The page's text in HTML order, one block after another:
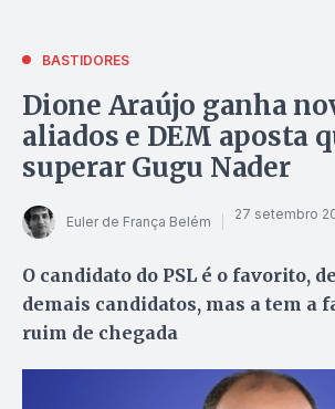
BASTIDORES
Dione Araújo ganha
aliados e DEM aposta
superar Gugu Nader
Euler de França Belém 27 setembro
O candidato do PSL é o favorito,
demais candidatos, mas a tem a
ruim de chegada